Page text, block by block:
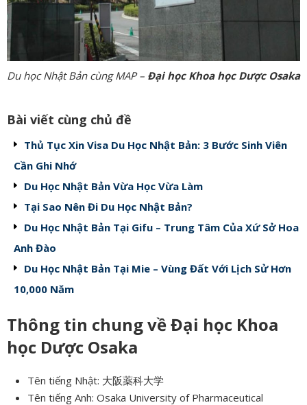
Du học Nhật Bản cùng MAP – Đại học Khoa học Dược Osaka
Bài viết cùng chủ đề
Thủ Tục Xin Visa Du Học Nhật Bản: 3 Bước Sinh Viên
Cần Ghi Nhớ
Du Học Nhật Bản Vừa Học Vừa Làm
Tại Sao Nên Đi Du Học Nhật Bản?
Du Học Nhật Bản Tại Gifu – Trung Tâm Của Xứ Sở Hoa
Anh Đào
Du Học Nhật Bản Tại Mie – Vùng Đất Với Lịch Sử Hơn
10,000 Năm
Thông tin chung về Đại học Khoa
học Dược Osaka
Tên tiếng Nhật: 大阪薬科大学
Tên tiếng Anh: Osaka University of Pharmaceutical